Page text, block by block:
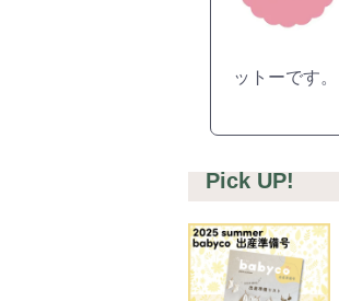
ットーです。
Pick UP!